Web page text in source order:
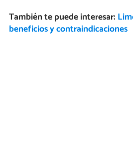
También te puede interesar:
beneficios y contraindicaciones